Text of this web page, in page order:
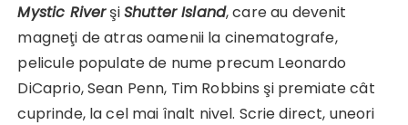
Mystic RiverşiShutter Island, care au devenit
magneţi de atras oamenii la cinematografe,
pelicule populate de nume precum Leonardo
DiCaprio, Sean Penn, Tim Robbins şi premiate cât
cuprinde, la cel mai înalt nivel. Scrie direct, uneori